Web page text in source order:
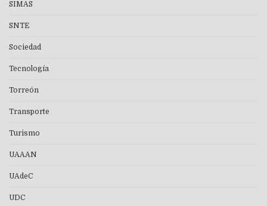
SIMAS
SNTE
Sociedad
Tecnología
Torreón
Transporte
Turismo
UAAAN
UAdeC
UDC